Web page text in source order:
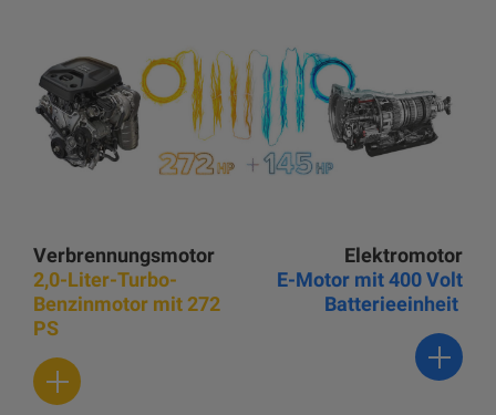
Verbrennungsmotor
2,0-Liter-Turbo-
Benzinmotor mit 272
PS
Elektromotor
E-Motor mit 400 Volt
Batterieeinheit